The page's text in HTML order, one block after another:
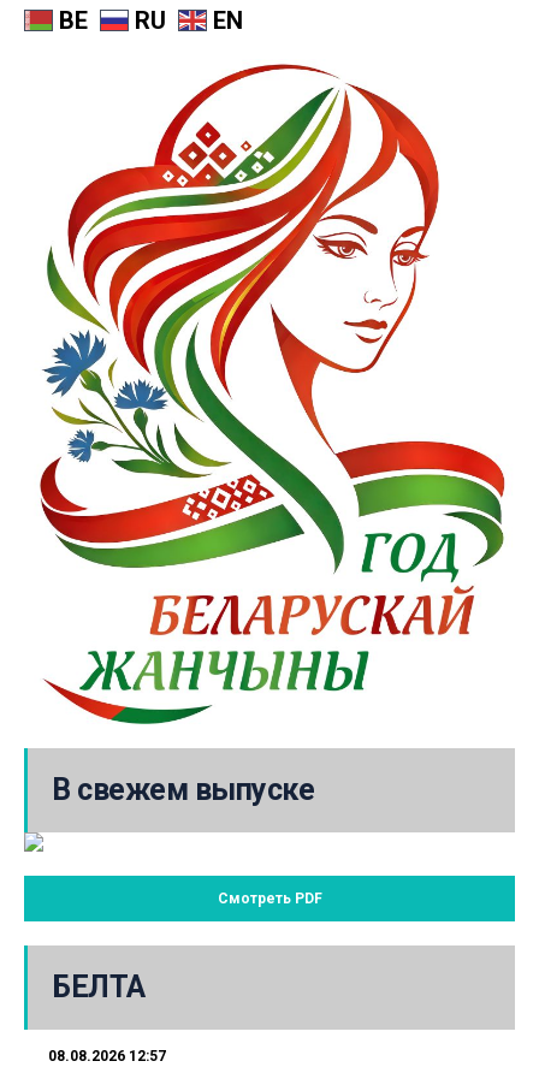
BE RU EN
В свежем выпуске
Смотреть PDF
БЕЛТА
08.08.2026 12:57